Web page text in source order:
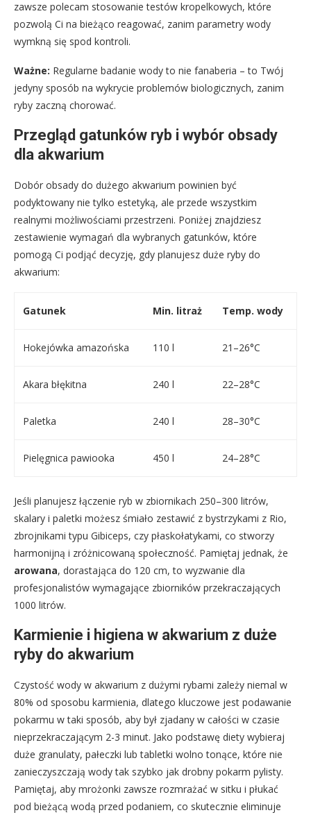
zawsze polecam stosowanie testów kropelkowych, które
pozwolą Ci na bieżąco reagować, zanim parametry wody
wymkną się spod kontroli.
Ważne: Regularne badanie wody to nie fanaberia – to Twój
jedyny sposób na wykrycie problemów biologicznych, zanim
ryby zaczną chorować.
Przegląd gatunków ryb i wybór obsady
dla akwarium
Dobór obsady do dużego akwarium powinien być
podyktowany nie tylko estetyką, ale przede wszystkim
realnymi możliwościami przestrzeni. Poniżej znajdziesz
zestawienie wymagań dla wybranych gatunków, które
pomogą Ci podjąć decyzję, gdy planujesz duże ryby do
akwarium:
Gatunek Min. litraż Temp. wody
Hokejówka amazońska 110 l 21–26°C
Akara błękitna 240 l 22–28°C
Paletka 240 l 28–30°C
Pielęgnica pawiooka 450 l 24–28°C
Jeśli planujesz łączenie ryb w zbiornikach 250–300 litrów,
skalary i paletki możesz śmiało zestawić z bystrzykami z Rio,
zbrojnikami typu Gibiceps, czy płaskołatykami, co stworzy
harmonijną i zróżnicowaną społeczność. Pamiętaj jednak, że
arowana, dorastająca do 120 cm, to wyzwanie dla
profesjonalistów wymagające zbiorników przekraczających
1000 litrów.
Karmienie i higiena w akwarium z duże
ryby do akwarium
Czystość wody w akwarium z dużymi rybami zależy niemal w
80% od sposobu karmienia, dlatego kluczowe jest podawanie
pokarmu w taki sposób, aby był zjadany w całości w czasie
nieprzekraczającym 2-3 minut. Jako podstawę diety wybieraj
duże granulaty, pałeczki lub tabletki wolno tonące, które nie
zanieczyszczają wody tak szybko jak drobny pokarm pylisty.
Pamiętaj, aby mrożonki zawsze rozmrażać w sitku i płukać
pod bieżącą wodą przed podaniem, co skutecznie eliminuje